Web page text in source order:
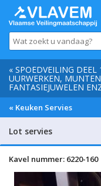
« SPOEDVEILING
UURWERKEN,
FANTASIEJUWELEN
« Keuken Servies
Lot servies
Kavel nummer: 6220-160